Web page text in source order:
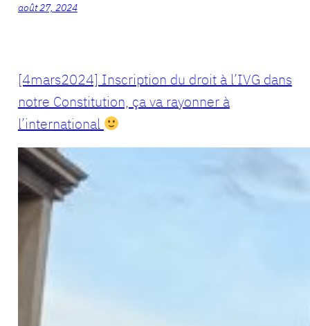
août 27, 2024
[4mars2024] Inscription du droit à l’IVG dans
notre Constitution, ça va rayonner à
l’international